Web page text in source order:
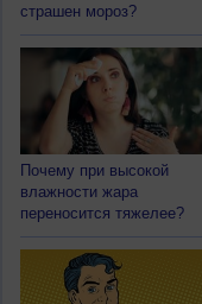
страшен мороз?
Почему при высокой
влажности жара
переносится тяжелее?